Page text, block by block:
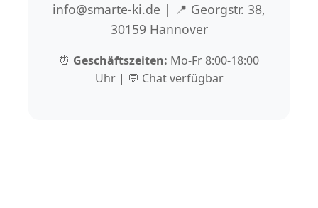
info@smarte-ki.de | 📍 Georgstr. 38,
30159 Hannover
⏰ Geschäftszeiten: Mo-Fr 8:00-18:00
Uhr | 💬 Chat verfügbar